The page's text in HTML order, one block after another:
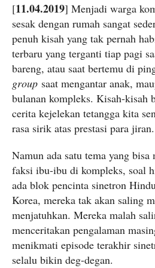
[11.04.2019] Menjadi warga
sesak dengan rumah sangat
penuh kisah yang tak pernah
terbaru yang terganti tiap pagi
bareng, atau saat bertemu di
group saat mengantar anak,
bulanan kompleks. Kisah-kisah
cerita kejelekan tetangga kita
rasa sirik atas prestasi para jiran.
Namun ada satu tema yang bisa
faksi ibu-ibu di kompleks, soal
ada blok pencinta sinetron
Korea, mereka tak akan saling
menjatuhkan. Mereka malah
menceritakan pengalaman
menikmati episode terakhir
selalu bikin deg-degan.